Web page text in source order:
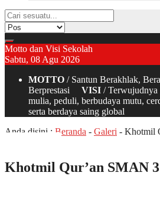
Motto dan Visi Sekolah
Sabtu, 08 Agu 2026
MOTTO / Santun Berakhlak,
Berprestasi VISI / Terwujudnya
mulia, peduli, berbudaya mutu,
serta berdaya saing global
Anda disini : Beranda - Galeri - Khotmil
Khotmil Qur’an SMAN